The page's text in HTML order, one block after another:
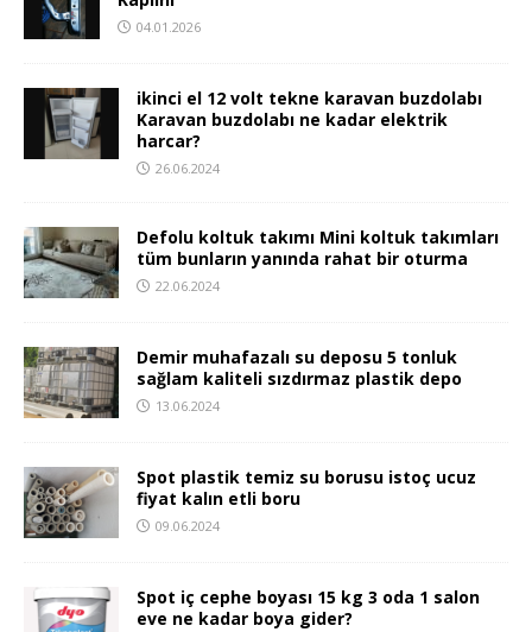
04.01.2026
ikinci el 12 volt tekne karavan buzdolabı
Karavan buzdolabı ne kadar elektrik
harcar?
26.06.2024
Defolu koltuk takımı Mini koltuk takımları
tüm bunların yanında rahat bir oturma
22.06.2024
Demir muhafazalı su deposu 5 tonluk
sağlam kaliteli sızdırmaz plastik depo
13.06.2024
Spot plastik temiz su borusu istoç ucuz
fiyat kalın etli boru
09.06.2024
Spot iç cephe boyası 15 kg 3 oda 1 salon
eve ne kadar boya gider?